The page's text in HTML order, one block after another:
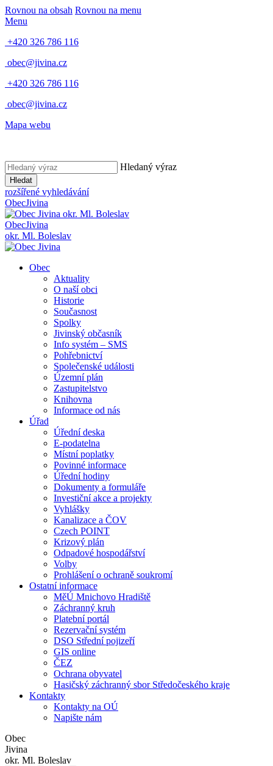
Rovnou na obsah Rovnou na menu
Menu
+420 326 786 116
obec@jivina.cz
+420 326 786 116
obec@jivina.cz
Mapa webu
Hledaný výraz
Hledat
rozšířené vyhledávání
ObecJivina
okr. Ml. Boleslav
ObecJivina
okr. Ml. Boleslav
Obec
Aktuality
O naší obci
Historie
Současnost
Spolky
Jivinský občasník
Info systém – SMS
Pohřebnictví
Společenské události
Územní plán
Zastupitelstvo
Knihovna
Informace od nás
Úřad
Úřední deska
E-podatelna
Místní poplatky
Povinné informace
Úřední hodiny
Dokumenty a formuláře
Investiční akce a projekty
Vyhlášky
Kanalizace a ČOV
Czech POINT
Krizový plán
Odpadové hospodářství
Volby
Prohlášení o ochraně soukromí
Ostatní informace
MěÚ Mnichovo Hradiště
Záchranný kruh
Platební portál
Rezervační systém
DSO Střední pojizeří
GIS online
ČEZ
Ochrana obyvatel
Hasičský záchranný sbor Středočeského kraje
Kontakty
Kontakty na OÚ
Napište nám
Obec
Jivina
okr. Ml. Boleslav